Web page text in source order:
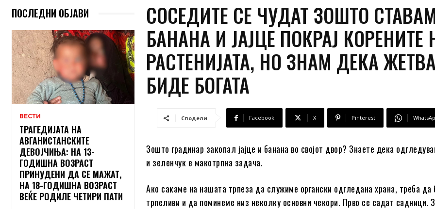
ПОСЛЕДНИ ОБЈАВИ
ВЕСТИ
ТРАГЕДИЈАТА НА
АВГАНИСТАНСКИТЕ
ДЕВОЈЧИЊА: НА 13-
ГОДИШНА ВОЗРАСТ
ПРИНУДЕНИ ДА СЕ МАЖАТ,
НА 18-ГОДИШНА ВОЗРАСТ
ВЕЌЕ РОДИЛЕ ЧЕТИРИ ПАТИ
СОСЕДИТЕ СЕ ЧУДАТ ЗОШТО СТАВАМ
БАНАНА И ЈАЈЦЕ ПОКРАЈ КОРЕНИТЕ
РАСТЕНИЈАТА, НО ЗНАМ ДЕКА
БИДЕ БОГАТА
Сподели Facebook X Pinterest
Зошто градинар закопал јајце и банана во својот двор? Знаете дека
и зеленчук е макотрпна задача.
Ако сакаме на нашата трпеза да служиме органски одгледана храна, треба да
трпеливи и да поминеме низ неколку основни чекори. Прво се садат садници.